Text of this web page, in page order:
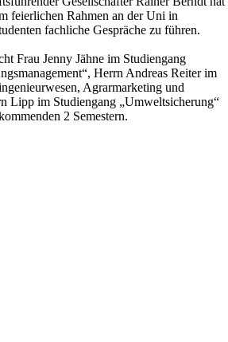
feierlichen Rahmen an der Uni in
fachliche Gespräche zu führen.
Frau Jenny Jähne im Studiengang
Herrn Andreas Reiter im
Agrarmarketing und
Lipp im Studiengang „Umweltsicherung“
2 Semestern.